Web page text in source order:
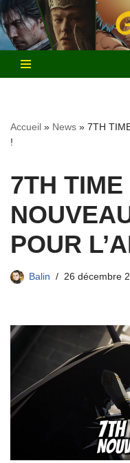
Aller
au
contenu
Accueil » News » 7TH
!
7TH
POUR
Balin 26 décembre